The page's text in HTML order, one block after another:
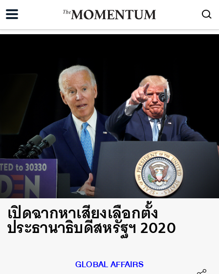
เปิดฉากหาเสียงเลือกตั้ง
ประธานาธิบดีสหรัฐฯ 2020
GLOBAL AFFAIRS